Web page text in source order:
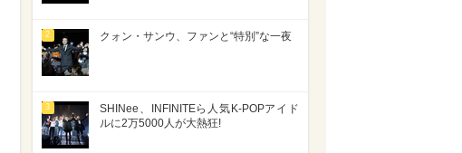
2 クォン・サンウ、ファンと“特別”な一夜
3
SHINee、INFINITEら人気K-POPアイド
ルに2万5000人が大熱狂!